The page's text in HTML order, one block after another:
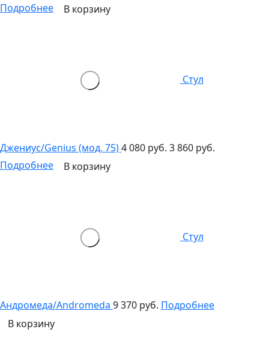
Подробнее
В корзину
Стул
Джениус/Genius (мод. 75)4 080 руб. 3 860 руб.
Подробнее
В корзину
Стул
Андромеда/Andromeda 9 370 руб. Подробнее
В корзину